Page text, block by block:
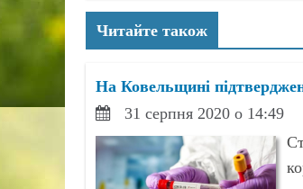
Читайте також
На Ковельщині
31 серпня 2020 о 14:49